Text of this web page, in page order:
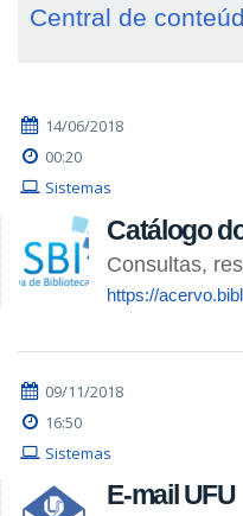
Central de
14/06/2018
00:20
Sistemas
Catálogo
Consultas,
https://
09/11/2018
16:50
Sistemas
E-mail UFU